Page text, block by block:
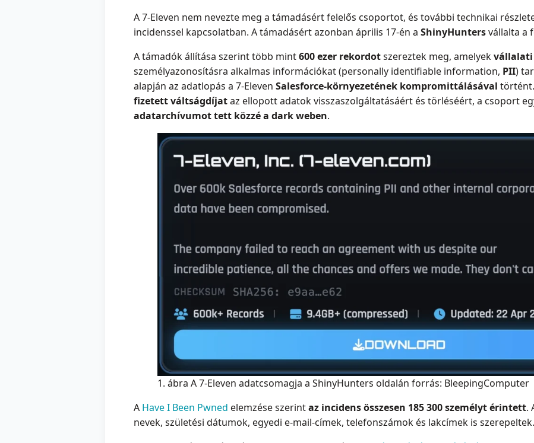
A 7-Eleven nem nevezte meg a támadásért felelős csoportot, és további technikai
incidenssel kapcsolatban. A támadásért azonban április 17-én a ShinyHuntersvállalta a
A támadók állítása szerint több mint600 ezer rekordotszereztek meg, amelyek
személyazonosításra alkalmas információkat (personally identifiable information, PII)
alapján az adatlopás a 7-Eleven Salesforce-környezetének kompromittálásával
fizetett váltságdíjataz ellopott adatok visszaszolgáltatásáért és törléséért, a csoport
adatarchívumot tett közzé a dark weben.
1. ábra A 7-Eleven adatcsomagja a ShinyHunters oldalán forrás: BleepingComputer
A Have I Been Pwned elemzése szerintaz incidens összesen 185 300 személyt érintett.
nevek, születési dátumok, egyedi e-mail-címek, telefonszámok és lakcímek is szerepeltek.